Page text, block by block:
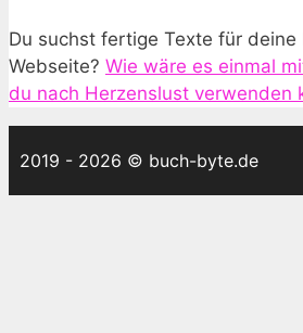
Du suchst fertige Texte für deine
Webseite? Wie wäre es einmal
du nach Herzenslust verwenden
2019 - 2026 © buch-byte.de